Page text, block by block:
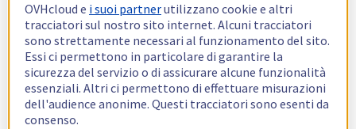
OVHcloud e i suoi partnerutilizzano cookie e altri
tracciatori sul nostro sito internet. Alcuni tracciatori
sono strettamente necessari al funzionamento del sito.
Essi ci permettono in particolare di garantire la
sicurezza del servizio o di assicurare alcune funzionalità
essenziali. Altri ci permettono di effettuare misurazioni
dell'audience anonime. Questi tracciatori sono esenti da
consenso.